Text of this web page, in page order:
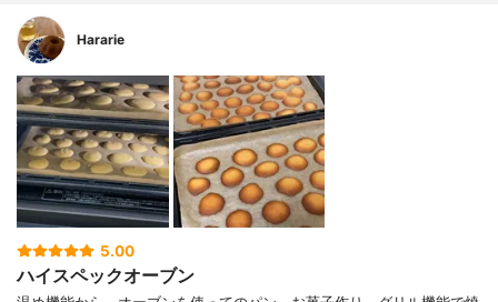
Hararie
5.00
ハイスペックオーブン